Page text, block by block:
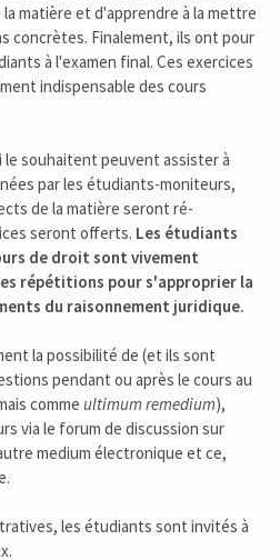
matière et d'apprendre à la mettre
concrètes. Finalement, ils ont pour
à l'examen final. Ces exercices
indispensable des cours
le souhaitent peuvent assister à
par les étudiants-moniteurs,
de la matière seront ré-
seront offerts. Les étudiants
de droit sont vivement
répétitions pour s'approprier la
du raisonnement juridique.
la possibilité de (et ils sont
pendant ou après le cours au
comme ultimum remedium),
via le forum de discussion sur
medium électronique et ce,
les étudiants sont invités à